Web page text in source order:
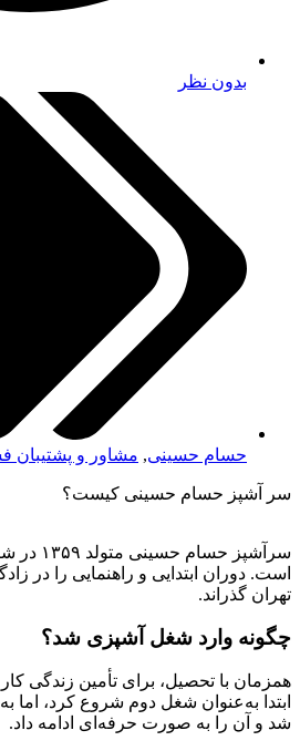
بدون نظر
حسام حسینی, مشاور و پشتیبان
سر آشپز حسام حسینی کیست؟
سرآشپز
است. دوران ابتدایی و راهنمایی را در
تهران گذراند.
چگونه وارد شغل آشپزی شد؟
همزمان با تحصیل، برای تأمین زندگی
ابتدا به‌عنوان شغل دوم شروع کرد، اما
شد و آن را به صورت حرفه‌ای ادامه داد.